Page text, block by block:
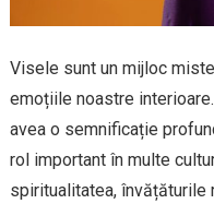
Visele sunt un mijloc
emoțiile noastre
avea o semnificație
rol important în multe
spiritualitatea, învățăturile